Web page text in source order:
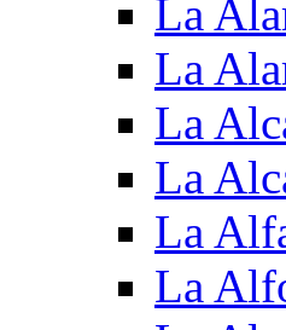
La
La
La
La
La
La